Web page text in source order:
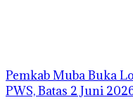
Pemkab Muba Buka
PWS, Batas 2 Juni